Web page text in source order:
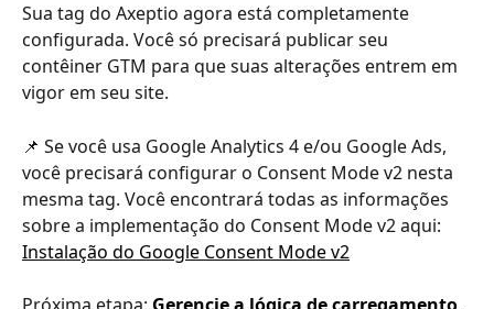
Sua tag do Axeptio agora está completamente
configurada. Você só precisará publicar seu
contêiner GTM para que suas alterações entrem em
vigor em seu site.
📌 Se você usa Google Analytics 4 e/ou Google Ads,
você precisará configurar o Consent Mode v2 nesta
mesma tag. Você encontrará todas as informações
sobre a implementação do Consent Mode v2 aqui:
Instalação do Google Consent Mode v2